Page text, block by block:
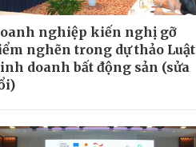
nghiệp kiến nghị gỡ
nghẽn trong dự thảo Luật
doanh bất động sản (sửa